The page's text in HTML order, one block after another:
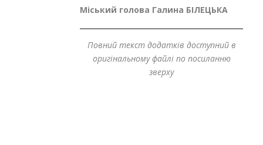
Міський голова Галина БІЛЕЦЬКА
Повний текст додатків доступний в
оригінальному файлі по посиланню
зверху